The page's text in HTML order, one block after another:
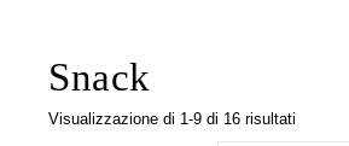
Snack
Visualizzazione di 1-9 di 16 risultati